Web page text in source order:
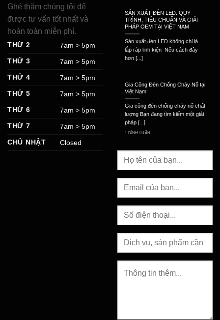
Ghé thăm chúng tôi để
được tư vấn tốt nhất và
hoàn toàn miễn phí.
THỨ 2
7am > 5pm
THỨ 3
7am > 5pm
THỨ 4
7am > 5pm
THỨ 5
7am > 5pm
THỨ 6
7am > 5pm
THỨ 7
7am > 5pm
CHỦ NHẬT
Closed
SẢN XUẤT ĐÈN LED: QUY
TRÌNH, TIÊU CHUẨN VÀ GIẢI
PHÁP OEM TẠI VIỆT NAM
Sản xuất đèn LED không chỉ là
lắp ráp linh kiện Nếu cách đây
hơn [...]
Gia Công Đèn Chống Cháy Nổ tại
Việt Nam
Gia công đèn chống cháy nổ chất
lượng Bạn đang tìm kiếm một giải
pháp [...]
1 BÌNH LUẬN